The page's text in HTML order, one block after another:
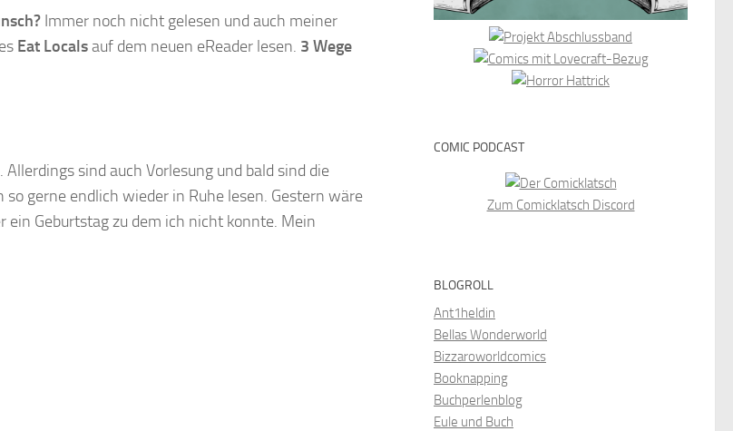
Immer noch nicht gelesen und auch meiner
Eat Localsauf dem neuen eReader lesen. 3 Wege
sind auch Vorlesung und bald sind die
gerne endlich wieder in Ruhe lesen. Gestern wäre
Geburtstag zu dem ich nicht konnte. Mein
COMIC PODCAST
Zum Comicklatsch Discord
BLOGROLL
Ant1heldin
Bellas Wonderworld
Bizzaroworldcomics
Booknapping
Buchperlenblog
Eule und Buch